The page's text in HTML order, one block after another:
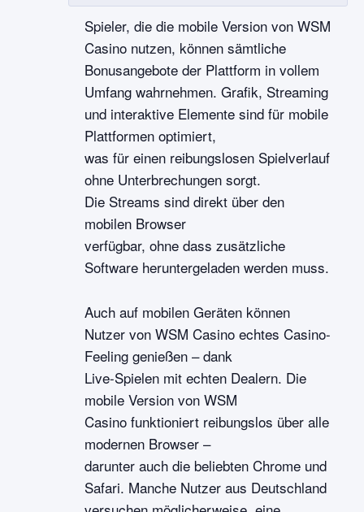
Spieler, die die mobile Version von WSM
Casino nutzen, können sämtliche
Bonusangebote der Plattform in vollem
Umfang wahrnehmen. Grafik, Streaming
und interaktive Elemente sind für mobile
Plattformen optimiert,
was für einen reibungslosen Spielverlauf
ohne Unterbrechungen sorgt.
Die Streams sind direkt über den
mobilen Browser
verfügbar, ohne dass zusätzliche
Software heruntergeladen werden muss.
Auch auf mobilen Geräten können
Nutzer von WSM Casino echtes Casino-
Feeling genießen – dank
Live-Spielen mit echten Dealern. Die
mobile Version von WSM
Casino funktioniert reibungslos über alle
modernen Browser –
darunter auch die beliebten Chrome und
Safari. Manche Nutzer aus Deutschland